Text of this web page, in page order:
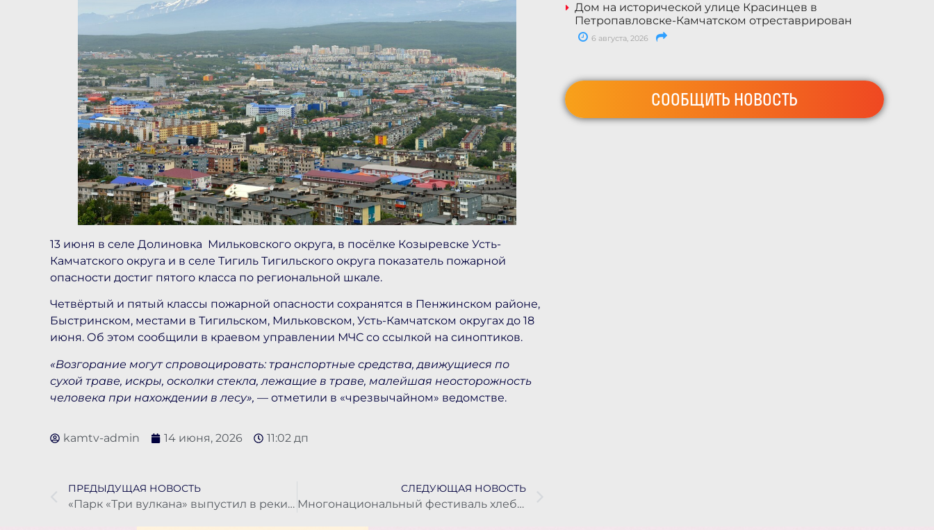
13 июня в селе Долиновка Мильковского округа, в посёлке Козыревске Усть-
Камчатского округа и в селе Тигиль Тигильского округа показатель пожарной
опасности достиг пятого класса по региональной шкале.
Четвёртый и пятый классы пожарной опасности сохранятся в Пенжинском районе,
Быстринском, местами в Тигильском, Мильковском, Усть-Камчатском округах до 18
июня. Об этом сообщили в краевом управлении МЧС со ссылкой на синоптиков.
«Возгорание могут спровоцировать: транспортные средства, движущиеся по
сухой траве, искры, осколки стекла, лежащие в траве, малейшая неосторожность
человека при нахождении в лесу», — отметили в «чрезвычайном» ведомстве.
kamtv-admin 14 июня, 2026 11:02 дп
ПРЕДЫДУЩАЯ НОВОСТЬ
«Парк «Три вулкана» выпустил в реки Камчатки новую партию мальков лосося
СЛЕДУЮЩАЯ НОВОСТЬ
Многонациональный фестиваль хлеба и каравая прошел впервые на Камчатке
Дом на исторической улице Красинцев в
Петропавловске-Камчатском отреставрирован
6 августа, 2026
СООБЩИТЬ НОВОСТЬ